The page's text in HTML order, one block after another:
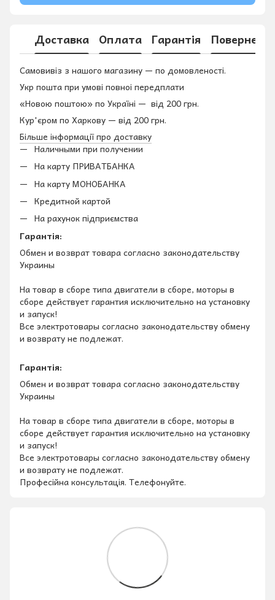
Доставка Оплата Гарантія
Самовивіз з нашого магазину — по домовленості.
Укр пошта при умові повноі передплати
«Новою поштою» по Україні — від 200 грн.
Кур'єром по Харкову — від 200 грн.
Більше інформації про доставку
Наличными при получении
На карту ПРИВАТБАНКА
На карту МОНОБАНКА
Кредитной картой
На рахунок підприємства
Гарантія:
Обмен и возврат товара согласно законодательству
Украины
На товар в сборе типа двигатели в сборе, моторы в
сборе действует гарантия исключительно на установку
и запуск!
Все электротовары согласно законодательству обмену
и возврату не подлежат.
Гарантія:
Обмен и возврат товара согласно законодательству
Украины
На товар в сборе типа двигатели в сборе, моторы в
сборе действует гарантия исключительно на установку
и запуск!
Все электротовары согласно законодательству обмену
и возврату не подлежат.
Професійна консультація. Телефонуйте.